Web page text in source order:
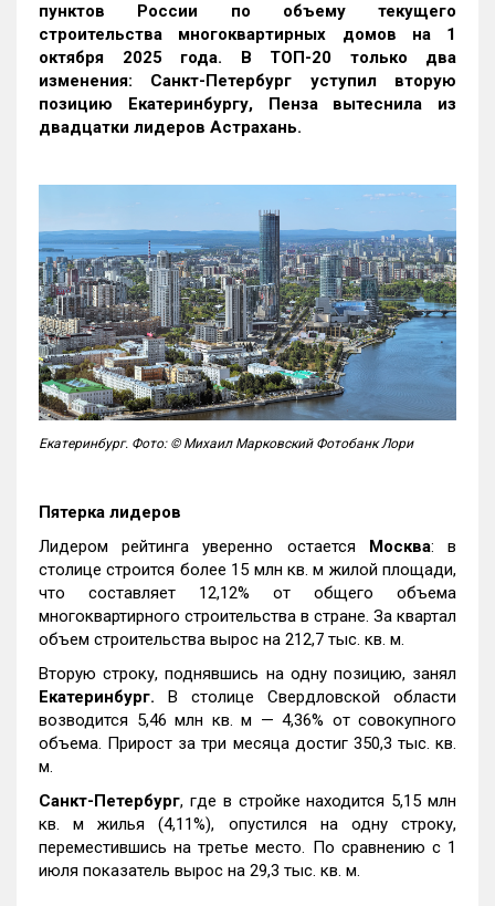
пунктов России по объему текущего
строительства многоквартирных домов на 1
октября 2025 года. В ТОП-20 только два
изменения: Санкт-Петербург уступил вторую
позицию Екатеринбургу, Пенза вытеснила из
двадцатки лидеров Астрахань.
Екатеринбург. Фото: © Михаил Марковский Фотобанк Лори
Пятерка лидеров
Лидером рейтинга уверенно остается Москва: в
столице строится более 15 млн кв. м жилой площади,
что составляет 12,12% от общего объема
многоквартирного строительства в стране. За квартал
объем строительства вырос на 212,7 тыс. кв. м.
Вторую строку, поднявшись на одну позицию, занял
Екатеринбург. В столице Свердловской области
возводится 5,46 млн кв. м — 4,36% от совокупного
объема. Прирост за три месяца достиг 350,3 тыс. кв.
м.
Санкт-Петербург, где в стройке находится 5,15 млн
кв. м жилья (4,11%), опустился на одну строку,
переместившись на третье место. По сравнению с 1
июля показатель вырос на 29,3 тыс. кв. м.